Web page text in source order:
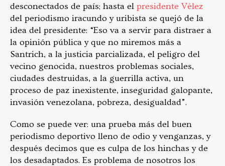
desconectados de país; hasta el presidente Vélez
del periodismo iracundo y uribista se quejó de la
idea del presidente: “Eso va a servir para distraer a
la opinión pública y que no miremos más a
Santrich, a la justicia parcializada, el peligro del
vecino genocida, nuestros problemas sociales,
ciudades destruidas, a la guerrilla activa, un
proceso de paz inexistente, inseguridad galopante,
invasión venezolana, pobreza, desigualdad”.
Como se puede ver: una prueba más del buen
periodismo deportivo lleno de odio y venganzas, y
después decimos que es culpa de los hinchas y de
los desadaptados. Es problema de nosotros los